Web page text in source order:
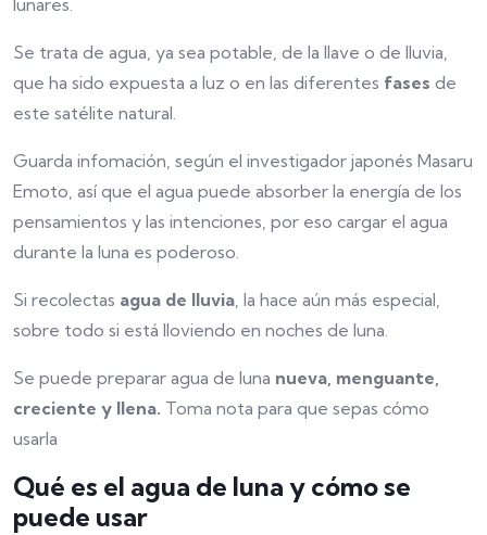
lunares.
Se trata de agua, ya sea potable, de la llave o de lluvia,
que ha sido expuesta a luz o en las diferentes fases de
este satélite natural.
Guarda infomación, según el investigador japonés Masaru
Emoto, así que el agua puede absorber la energía de los
pensamientos y las intenciones, por eso cargar el agua
durante la luna es poderoso.
Si recolectas agua de lluvia, la hace aún más especial,
sobre todo si está lloviendo en noches de luna.
Se puede preparar agua de luna nueva, menguante,
creciente y llena. Toma nota para que sepas cómo
usarla
Qué es el agua de luna y cómo se
puede usar